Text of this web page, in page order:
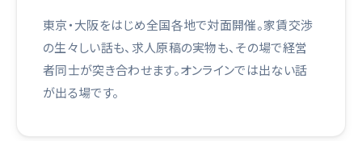
東京・大阪をはじめ全国各地で対面開催。家賃交渉
の生々しい話も、求人原稿の実物も、その場で経営
者同士が突き合わせます。オンラインでは出ない話
が出る場です。